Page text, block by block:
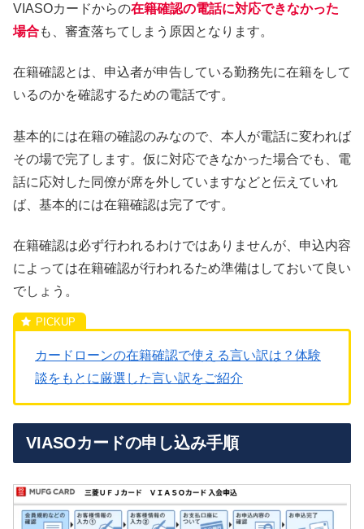
VIASOカードからの在籍確認の電話に対応できなかった
場合も、審査落ちてしまう原因となります。
在籍確認とは、申込者が申告している勤務先に在籍をして
いるのかを確認するための電話です。
基本的には在籍の確認のみなので、本人が電話に変われば
その場で完了します。仮に対応できなかった場合でも、電
話に応対した同僚が席を外していますなどと伝えていれ
ば、基本的には在籍確認は完了です。
在籍確認は必ず行われるわけではありませんが、申込内容
によっては在籍確認が行われるため準備はしておいて良い
でしょう。
カードローンの在籍確認で使える言い訳は？体験
談をもとに厳選した言い訳をご紹介
VIASOカードの申し込み手順